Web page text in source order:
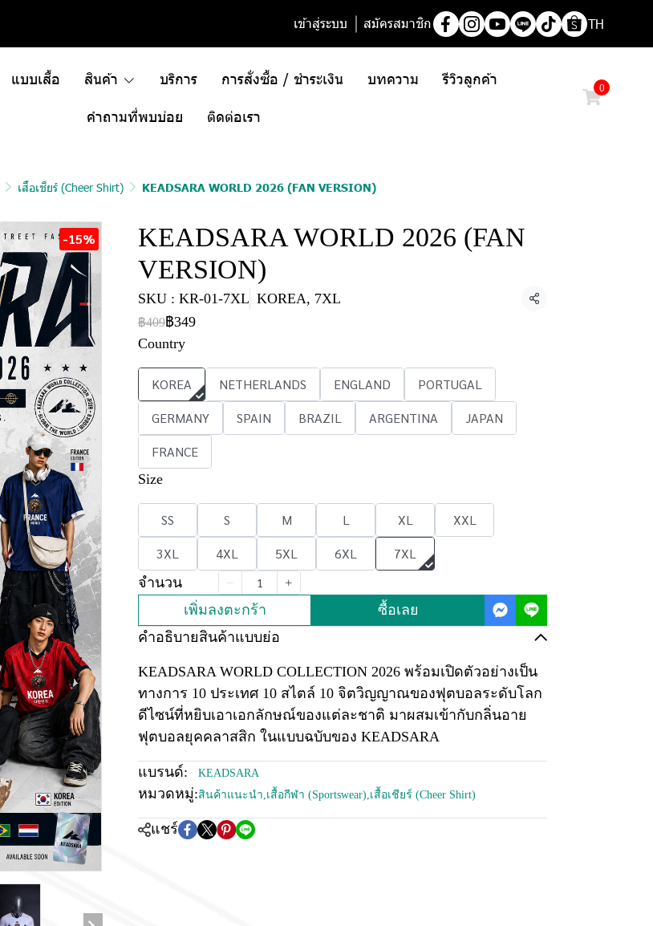
เข้าสู่ระบบ สมัครสมาชิก TH
แบบเสื้อ สินค้า บริการ การสั่งซื้อ / ชำระเงิน บทความ รีวิวลูกค้า
คำถามที่พบบ่อย ติดต่อเรา
0
เสื้อเชียร์ (Cheer Shirt) KEADSARA WORLD 2026 (FAN VERSION)
-15%
KEADSARA WORLD 2026 (FAN
VERSION)
SKU : KR-01-7XL KOREA, 7XL แชร์
฿409฿349
Country
KOREA NETHERLANDS ENGLAND
PORTUGAL
GERMANY
SPAIN BRAZIL ARGENTINA
JAPAN
FRANCE
Size
SS S M L XL
XXL
3XL
4XL 5XL 6XL 7XL
จำนวน
เพิ่มลงตะกร้า
ซื้อเลย
คำอธิบายสินค้าแบบย่อ
KEADSARA WORLD COLLECTION 2026 พร้อมเปิดตัวอย่างเป็น
ทางการ 10 ประเทศ 10 สไตล์ 10 จิตวิญญาณของฟุตบอลระดับโลก
ดีไซน์ที่หยิบเอาเอกลักษณ์ของแต่ละชาติ มาผสมเข้ากับกลิ่นอาย
ฟุตบอลยุคคลาสสิก ในแบบฉบับของ KEADSARA
แบรนด์: KEADSARA
หมวดหมู่:สินค้าแนะนำ,เสื้อกีฬา (Sportswear),เสื้อเชียร์ (Cheer Shirt)
แชร์